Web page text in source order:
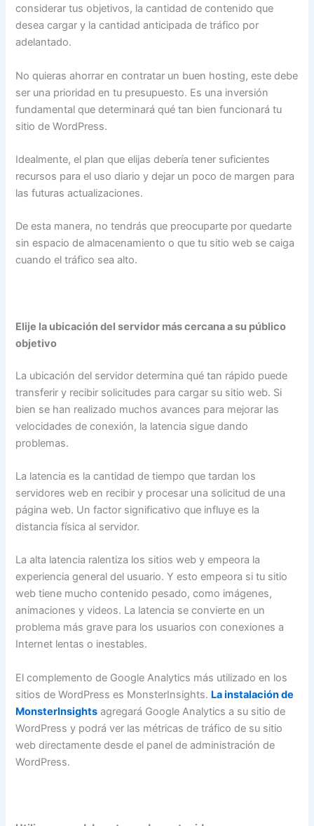
considerar tus objetivos, la cantidad de contenido que
desea cargar y la cantidad anticipada de tráfico por
adelantado.
No quieras ahorrar en contratar un buen hosting, este debe
ser una prioridad en tu presupuesto. Es una inversión
fundamental que determinará qué tan bien funcionará tu
sitio de WordPress.
Idealmente, el plan que elijas debería tener suficientes
recursos para el uso diario y dejar un poco de margen para
las futuras actualizaciones.
De esta manera, no tendrás que preocuparte por quedarte
sin espacio de almacenamiento o que tu sitio web se caiga
cuando el tráfico sea alto.
Elije la ubicación del servidor más cercana a su público
objetivo
La ubicación del servidor determina qué tan rápido puede
transferir y recibir solicitudes para cargar su sitio web. Si
bien se han realizado muchos avances para mejorar las
velocidades de conexión, la latencia sigue dando
problemas.
La latencia es la cantidad de tiempo que tardan los
servidores web en recibir y procesar una solicitud de una
página web. Un factor significativo que influye es la
distancia física al servidor.
La alta latencia ralentiza los sitios web y empeora la
experiencia general del usuario. Y esto empeora si tu sitio
web tiene mucho contenido pesado, como imágenes,
animaciones y videos. La latencia se convierte en un
problema más grave para los usuarios con conexiones a
Internet lentas o inestables.
El complemento de Google Analytics más utilizado en los
sitios de WordPress es MonsterInsights. La instalación de
MonsterInsights agregará Google Analytics a su sitio de
WordPress y podrá ver las métricas de tráfico de su sitio
web directamente desde el panel de administración de
WordPress.